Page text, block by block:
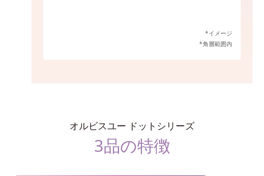
*イメージ
*角層範囲内
オルビスユー ドットシリーズ
3品の特徴